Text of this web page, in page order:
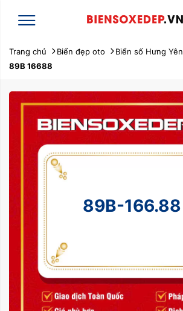
Trang chủ Biển đẹp oto Biển số Hưng Yên
89B 16688
89B-166.88